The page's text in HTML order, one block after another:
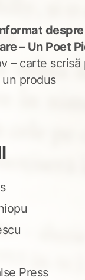
despre
– Un Poet
– carte scrisă
produs
Press